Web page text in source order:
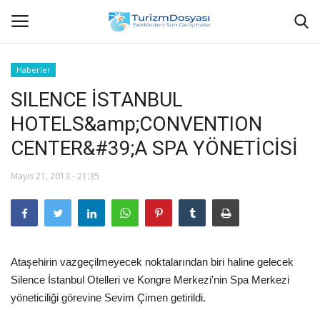
Anasayfa
Bize Ulaşın
Künye
Halil ÖNCÜ kimdir?
Haberler
Haberler
SILENCE İSTANBUL
HOTELS&amp;CONVENTION
CENTER&#39;A SPA YÖNETİCİSİ
Mayıs 21, 2013 - 21:35
Ataşehirin vazgeçilmeyecek noktalarından biri haline gelecek
Silence İstanbul Otelleri ve Kongre Merkezi'nin Spa Merkezi
yöneticiliği görevine Sevim Çimen getirildi.